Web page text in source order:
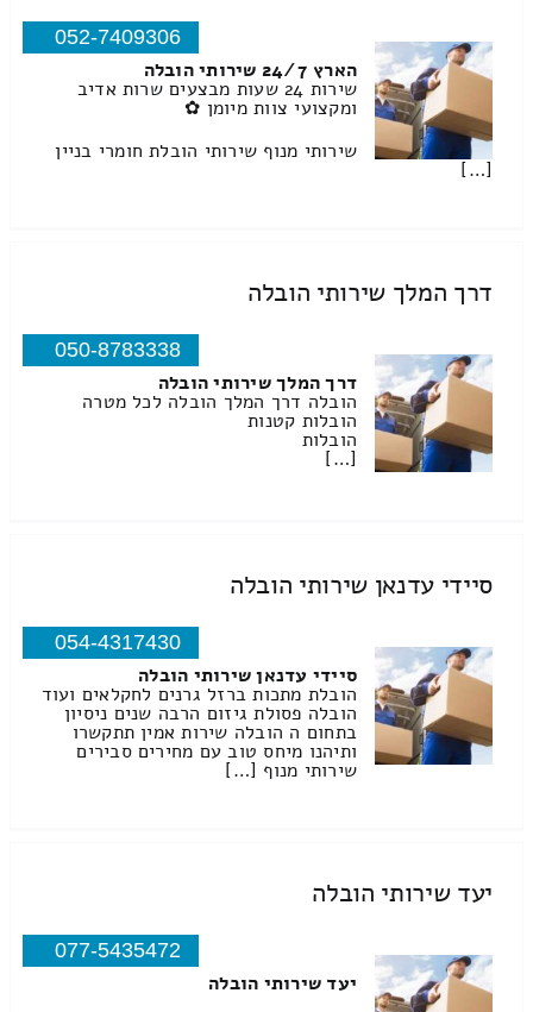
052-7409306
הארץ 24/7 שירותי הובלה
שירות 24 שעות מבצעים שרות אדיב
ומקצועי צוות מיומן ✿
שירותי מנוף שירותי הובלת חומרי בניין
[…]
דרך המלך שירותי הובלה
050-8783338
דרך המלך שירותי הובלה
הובלה דרך המלך הובלה לכל מטרה
הובלות קטנות
הובלות
[…]
סיידי עדנאן שירותי הובלה
054-4317430
סיידי עדנאן שירותי הובלה
הובלת מתכות ברזל גרנים לחקלאים ועוד
הובלה פסולת גיזום הרבה שנים ניסיון
בתחום ה הובלה שירות אמין תתקשרו
ותיהנו מיחס טוב עם מחירים סבירים
שירותי מנוף […]
יעד שירותי הובלה
077-5435472
יעד שירותי הובלה